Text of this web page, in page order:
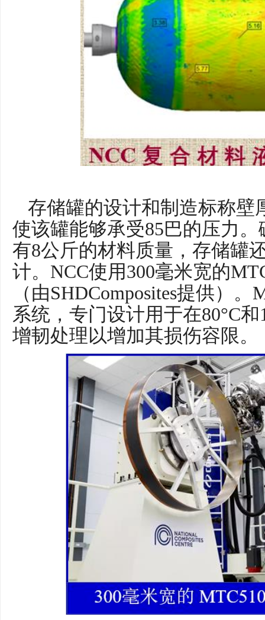
存储罐的设计和制造标称壁
使该罐能够承受85巴的压力
有8公斤的材料质量，存储罐
计。NCC使用300毫米宽的
（由SHDComposites提供）
系统，专门设计用于在80°C
增韧处理以增加其损伤容限。